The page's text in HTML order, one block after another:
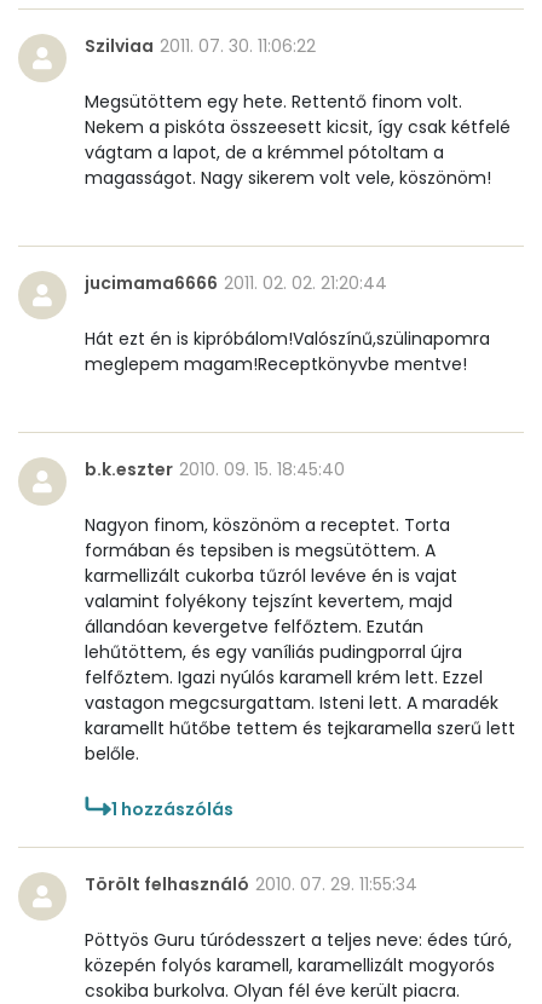
Összesen 413 kcal
Szilviaa 2011. 07. 30. 11:06:22
Megsütöttem egy hete. Rettentő finom volt.
Nekem a piskóta összeesett kicsit, így csak kétfelé
vágtam a lapot, de a krémmel pótoltam a
magasságot. Nagy sikerem volt vele, köszönöm!
jucimama6666 2011. 02. 02. 21:20:44
Hát ezt én is kipróbálom!Valószínű,szülinapomra
meglepem magam!Receptkönyvbe mentve!
b.k.eszter 2010. 09. 15. 18:45:40
Nagyon finom, köszönöm a receptet. Torta
formában és tepsiben is megsütöttem. A
karmellizált cukorba tűzról levéve én is vajat
valamint folyékony tejszínt kevertem, majd
állandóan kevergetve felfőztem. Ezután
lehűtöttem, és egy vaníliás pudingporral újra
felfőztem. Igazi nyúlós karamell krém lett. Ezzel
vastagon megcsurgattam. Isteni lett. A maradék
karamellt hűtőbe tettem és tejkaramella szerű lett
belőle.
1 hozzászólás
Törölt felhasználó 2010. 07. 29. 11:55:34
Pöttyös Guru túródesszert a teljes neve: édes túró,
közepén folyós karamell, karamellizált mogyorós
csokiba burkolva. Olyan fél éve került piacra.